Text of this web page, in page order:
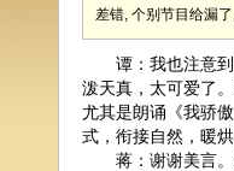
差错, 个别节目给漏
谭：我也注意到
泼天真，太可爱了
尤其是朗诵《我骄
式，衔接自然，暖
蒋：谢谢美言。